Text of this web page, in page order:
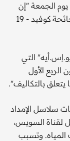
الجمعة "إن
صدمة التضخم قد لا تكون أسوأ من فوضى جائحة كوفيد - 19
التي
الأول
بالتكاليف".
تطور برمجيات سلاسل الإمداد
لقناة السويس،
المياه. وتسبب